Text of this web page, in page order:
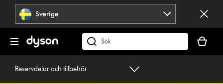
Hoppa
navigering
Sverige
Sök
på
dyson.se
är
tom
Reservdelar och tillbehör